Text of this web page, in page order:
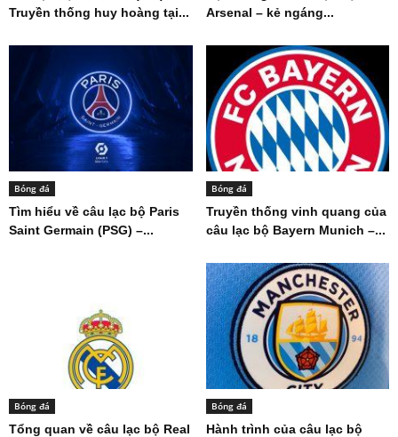
Truyền thống huy hoàng tại...
Arsenal – kẻ ngáng...
Bóng đá
Tìm hiểu về câu lạc bộ Paris
Saint Germain (PSG) –...
Bóng đá
Truyền thống vinh quang của
câu lạc bộ Bayern Munich –...
Bóng đá
Tổng quan về câu lạc bộ Real
Bóng đá
Hành trình của câu lạc bộ